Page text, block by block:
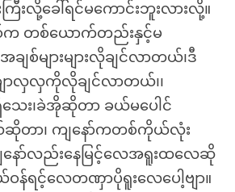
းလို့ခေါ်ရင်မကောင်းဘူးလားလို့။
က တစ်ယောက်တည်းနှင့်မ
စ်များများလိုချင်လာတယ်၊ဒီ
ောလှလှကိုလိုချင်လာတယ်၊၊
ေး၊ခဲအိုဆိုတာ ခယ်မပေါင်
ဆိုတာ၊ ကျနော်ကတစ်ကိုယ်လုံး
ော်လည်းနေမြင့်လေအရူးထလေဆို
ရင့်လေတဏှာပိုရူးလေပေါ့ဗျာ။